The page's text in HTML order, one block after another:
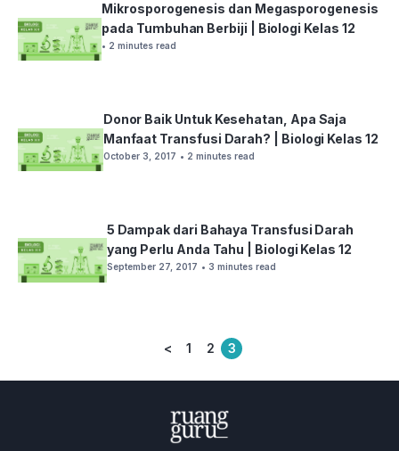
Mikrosporogenesis dan Megasporogenesis
pada Tumbuhan Berbiji | Biologi Kelas 12
• 2 minutes read
Donor Baik Untuk Kesehatan, Apa Saja
Manfaat Transfusi Darah? | Biologi Kelas 12
October 3, 2017 • 2 minutes read
5 Dampak dari Bahaya Transfusi Darah
yang Perlu Anda Tahu | Biologi Kelas 12
September 27, 2017 • 3 minutes read
Posts
< 1 2 3